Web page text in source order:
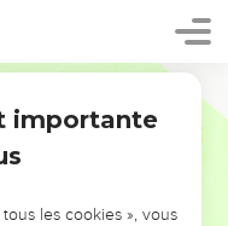
importante
les cookies », vous